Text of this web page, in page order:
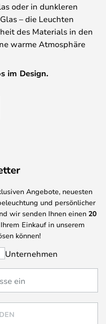
oder in dunkleren
– die Leuchten
des Materials in den
warme Atmosphäre
im Design.
Angebote, neuesten
und persönlicher
wir senden Ihnen einen 20
Einkauf in unserem
können!
Unternehmen